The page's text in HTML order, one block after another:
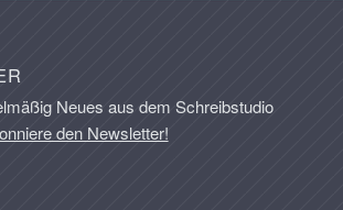
Neues aus dem Schreibstudio
den Newsletter!